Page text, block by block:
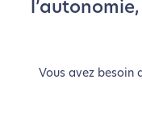
Vous avez besoin